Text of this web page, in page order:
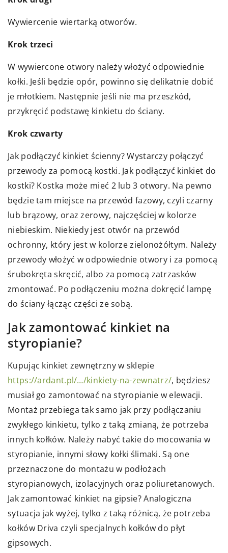
Wywiercenie wiertarką otworów.
Krok trzeci
W wywiercone otwory należy włożyć odpowiednie
kołki. Jeśli będzie opór, powinno się delikatnie dobić
je młotkiem. Następnie jeśli nie ma przeszkód,
przykręcić podstawę kinkietu do ściany.
Krok czwarty
Jak podłączyć kinkiet ścienny? Wystarczy połączyć
przewody za pomocą kostki. Jak podłączyć kinkiet do
kostki? Kostka może mieć 2 lub 3 otwory. Na pewno
będzie tam miejsce na przewód fazowy, czyli czarny
lub brązowy, oraz zerowy, najczęściej w kolorze
niebieskim. Niekiedy jest otwór na przewód
ochronny, który jest w kolorze zielonożółtym. Należy
przewody włożyć w odpowiednie otwory i za pomocą
śrubokręta skręcić, albo za pomocą zatrzasków
zmontować. Po podłączeniu można dokręcić lampę
do ściany łącząc części ze sobą.
Jak zamontować kinkiet na
styropianie?
Kupując kinkiet zewnętrzny w sklepie
https://ardant.pl/…/kinkiety-na-zewnatrz/, będziesz
musiał go zamontować na styropianie w elewacji.
Montaż przebiega tak samo jak przy podłączaniu
zwykłego kinkietu, tylko z taką zmianą, że potrzeba
innych kołków. Należy nabyć takie do mocowania w
styropianie, innymi słowy kołki ślimaki. Są one
przeznaczone do montażu w podłożach
styropianowych, izolacyjnych oraz poliuretanowych.
Jak zamontować kinkiet na gipsie? Analogiczna
sytuacja jak wyżej, tylko z taką różnicą, że potrzeba
kołków Driva czyli specjalnych kołków do płyt
gipsowych.